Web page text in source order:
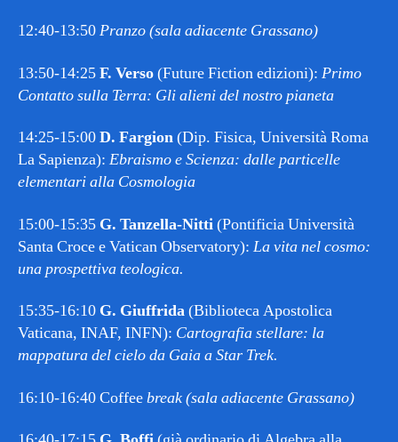
12:40-13:50Pranzo (sala adiacente Grassano)
13:50-14:25F. Verso(Future Fiction edizioni): Primo
Contatto sulla Terra: Gli alieni del nostro pianeta
14:25-15:00D. Fargion(Dip. Fisica, Università Roma
La Sapienza): Ebraismo e Scienza: dalle particelle
elementari alla Cosmologia
15:00-15:35 G. Tanzella-Nitti(Pontificia Università
Santa Croce e Vatican Observatory): La vita nel cosmo:
una prospettiva teologica.
15:35-16:10 G. Giuffrida(Biblioteca Apostolica
Vaticana, INAF, INFN): Cartografia stellare: la
mappatura del cielo da Gaia a Star Trek.
16:10-16:40 Coffeebreak (sala adiacente Grassano)